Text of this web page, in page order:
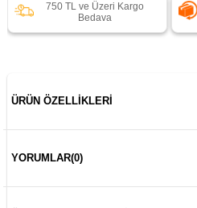
750 TL ve Üzeri Kargo
Bedava
ÜRÜN ÖZELLIKLERI
YORUMLAR(0)